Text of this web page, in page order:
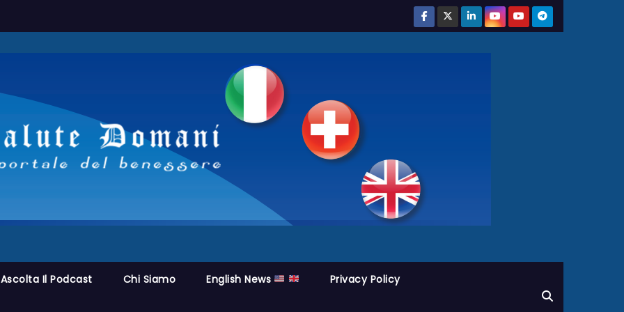
Ascolta Il Podcast Chi Siamo English News Privacy Policy